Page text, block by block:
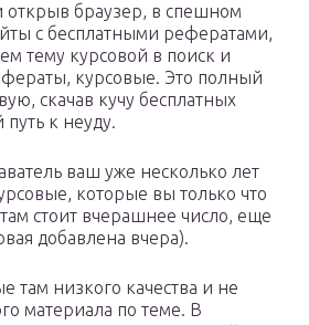
открыв браузер, в спешном
с бесплатными рефератами,
тему курсовой в поиск и
курсовые. Это полный
скачав кучу бесплатных
к неуду.
ваш уже несколько лет
которые вы только что
стоит вчерашнее число, еще
добавлена вчера).
там низкого качества и не
материала по теме. В